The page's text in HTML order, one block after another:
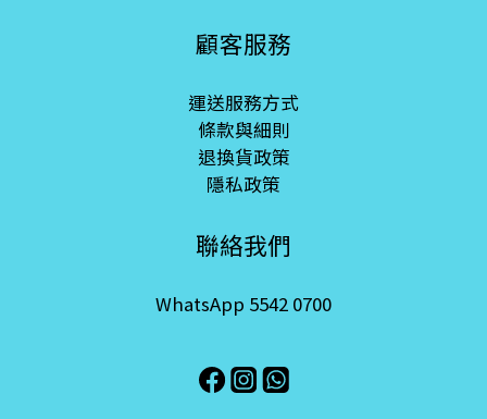
顧客服務
運送服務方式
條款與細則
退換貨政策
隱私政策
聯絡我們
WhatsApp 5542 0700